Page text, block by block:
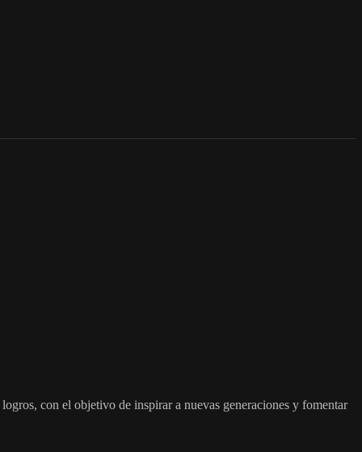
con el objetivo de inspirar a nuevas generaciones y fomentar